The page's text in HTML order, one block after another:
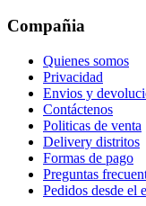
Compañia
Quienes somos
Privacidad
Envios y
Contáctenos
Politicas de venta
Delivery distritos
Formas de pago
Preguntas
Pedidos desde el